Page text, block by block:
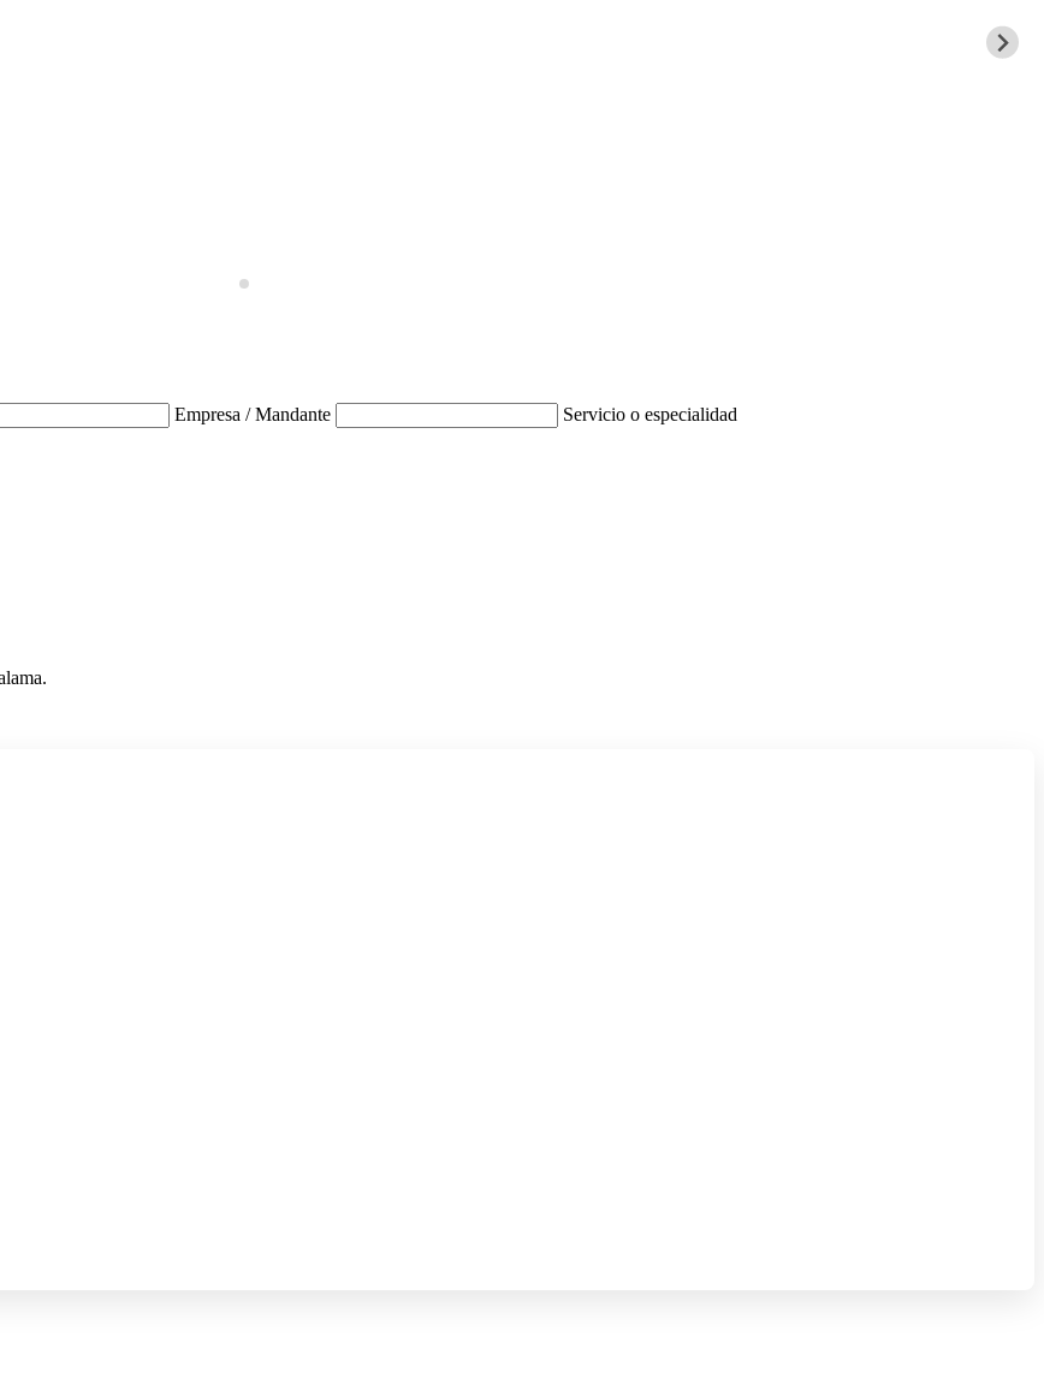
Empresa / Mandante Servicio o especialidad